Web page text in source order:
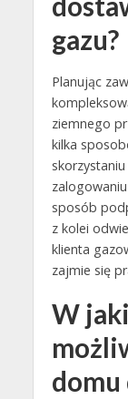
gazu?
Planując
ziemnego
kilka
sposób
z kolei
klienta
zajmie się
W
domu